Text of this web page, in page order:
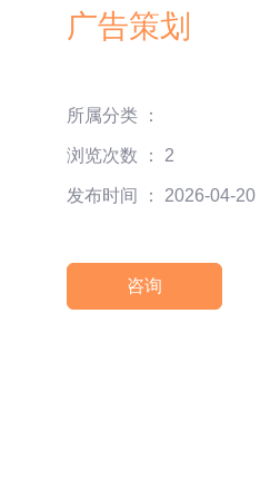
广告策划
所属分类 ：
浏览次数 ： 2
发布时间 ： 2026-04-20
咨询